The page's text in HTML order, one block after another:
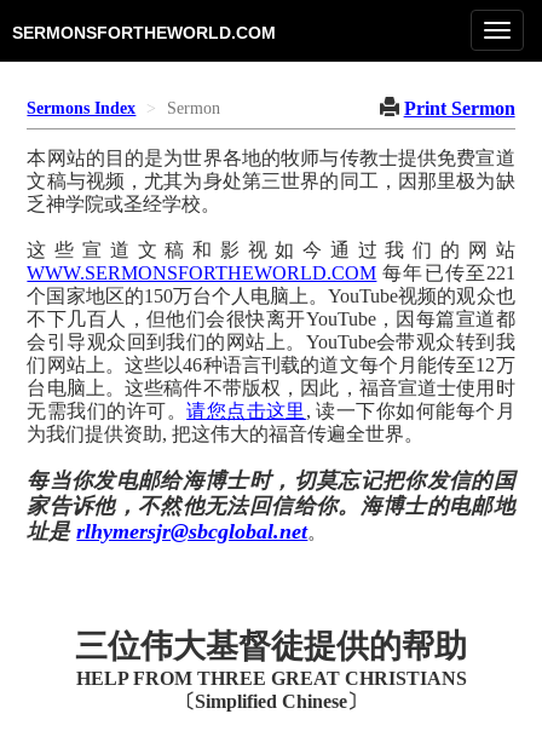
SERMONSFORTHEWORLD.COM
Sermons Index Sermon Print Sermon
本网站的目的是为世界各地的牧师与传教士提供免费宣道
文稿与视频，尤其为身处第三世界的同工，因那里极为缺
乏神学院或圣经学校。
这些宣道文稿和影视如今通过我们的网站
WWW.SERMONSFORTHEWORLD.COM 每年已传至221
个国家地区的150万台个人电脑上。YouTube视频的观众也
不下几百人，但他们会很快离开YouTube，因每篇宣道都
会引导观众回到我们的网站上。YouTube会带观众转到我
们网站上。这些以46种语言刊载的道文每个月能传至12万
台电脑上。这些稿件不带版权，因此，福音宣道士使用时
无需我们的许可。请您点击这里 , 读一下你如何能每个月
为我们提供资助, 把这伟大的福音传遍全世界。
每当你发电邮给海博士时，切莫忘记把你发信的国
家告诉他，不然他无法回信给你。海博士的电邮地
址是rlhymersjr@sbcglobal.net。
三位伟大基督徒提供的帮助
HELP FROM THREE GREAT CHRISTIANS
〔Simplified Chinese〕